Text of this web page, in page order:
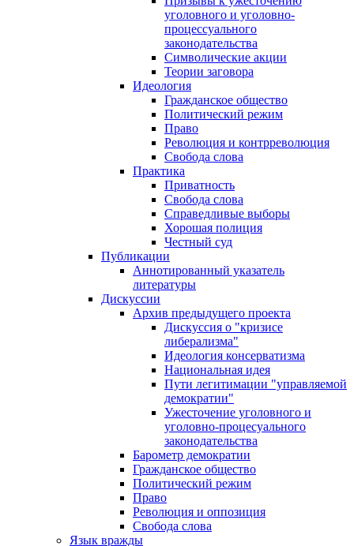
уголовного и уголовно-
процессуального
законодательства
Символические акции
Теории заговора
Идеология
Гражданское общество
Политический режим
Право
Революция и контрреволюция
Свобода слова
Практика
Приватность
Свобода слова
Справедливые выборы
Хорошая полиция
Честный суд
Публикации
Аннотированный указатель
литературы
Дискуссии
Архив предыдущего проекта
Дискуссия о "кризисе
либерализма"
Идеология консерватизма
Национальная идея
Пути легитимации "управляемой
демократии"
Ужесточение уголовного и
уголовно-процесуального
законодательства
Барометр демократии
Гражданское общество
Политический режим
Право
Революция и оппозиция
Свобода слова
Язык вражды